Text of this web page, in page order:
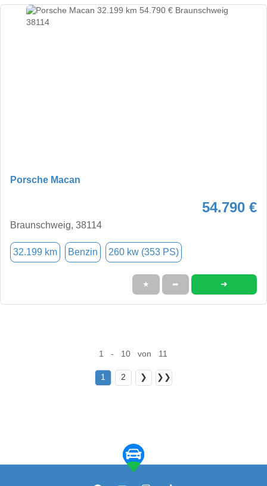
Porsche Macan
54.790 €
Braunschweig, 38114
32.199 km Benzin 260 kw (353 PS)
★ ➦ ➜
1 - 10 von 11
1 2 ❯ ❯❯